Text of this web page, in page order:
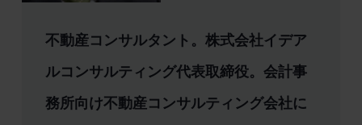
不動産コンサルタント。株式会社イデア
ルコンサルティング代表取締役。会計事
務所向け不動産コンサルティング会社に